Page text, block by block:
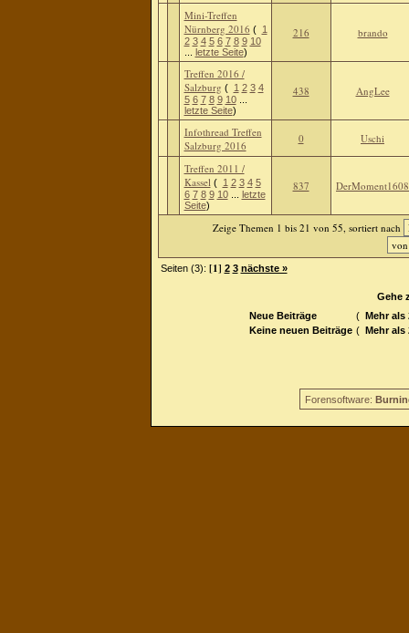
Mini-Treffen
Nürnberg 2016 ( 1
2 3 4 5 6 7 8 9 10
letzte Seite)
216 brando
Treffen 2016 /
Salzburg ( 1 2 3 4
5 6 7 8 9 10...
letzte Seite)
438 AngLee
Infothread Treffen
Salzburg 2016
0 Uschi
Treffen 2011 /
Kassel ( 1 2 3 4 5
6 7 8 9 10... letzte
Seite)
837 DerMoment1608
Zeige Themen 1 bis 21 von 55, sortiert nach
Seiten (3): [1] 2 3 nächste »
Gehe
Neue Beiträge
( Mehr als
Keine neuen Beiträge ( Mehr als
Forensoftware: